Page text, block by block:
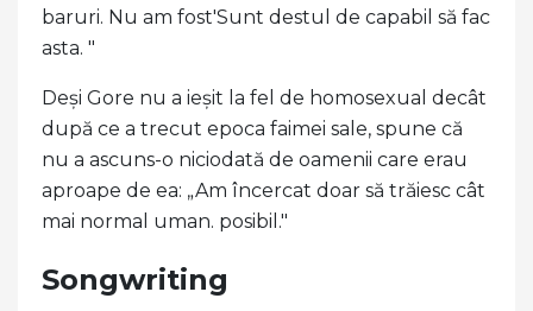
baruri. Nu am fost'Sunt destul de capabil să fac
asta. "
Deși Gore nu a ieșit la fel de homosexual decât
după ce a trecut epoca faimei sale, spune că
nu a ascuns-o niciodată de oamenii care erau
aproape de ea: „Am încercat doar să trăiesc cât
mai normal uman. posibil."
Songwriting